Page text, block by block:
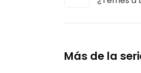
Más de la